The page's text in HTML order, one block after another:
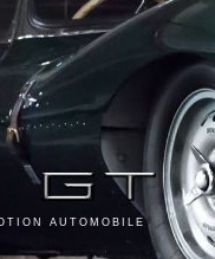
AUTOMOBILE